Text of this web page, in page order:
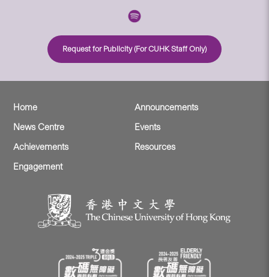
Request for Publicity (For CUHK Staff Only)
Home
Announcements
News Centre
Events
Achievements
Resources
Engagement